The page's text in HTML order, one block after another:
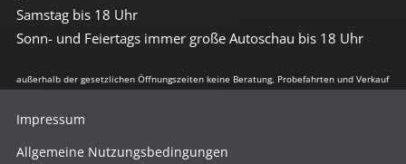
Samstag bis 18 Uhr
Sonn- und Feiertags immer große Autoschau bis 18 Uhr
außerhalb der gesetzlichen Öffnungszeiten keine Beratung, Probefahrten und Verkauf
Impressum
Allgemeine Nutzungsbedingungen